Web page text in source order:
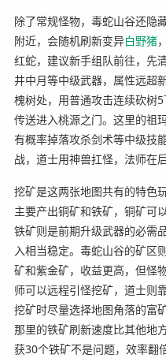
除了常规怪物，毒蛇山谷还隐
附近，会随机刷新变异白野猪
红蛇，建议新手组队前往，先
井中月等中级武器，属性远超
槐树处，用普通攻击连续砍树
传送进入桃源之门。这里的祖
有概率掉落攻杀剑术等中级技
战，道士用神兽扛怪，法师在
挖矿是这两张地图共有的特色
主要产出铜矿和铁矿，铜矿可
铁矿则是前期升级武器的必需
入相当稳定。毒蛇山谷的矿区
矿和紫金矿，收益更高，但怪
师可以远程引怪挖矿，道士则
挖矿时尽量选择地图角落的富
那里的铁矿刷新速度比其他地
获30个铁矿不是问题，效率翻倍